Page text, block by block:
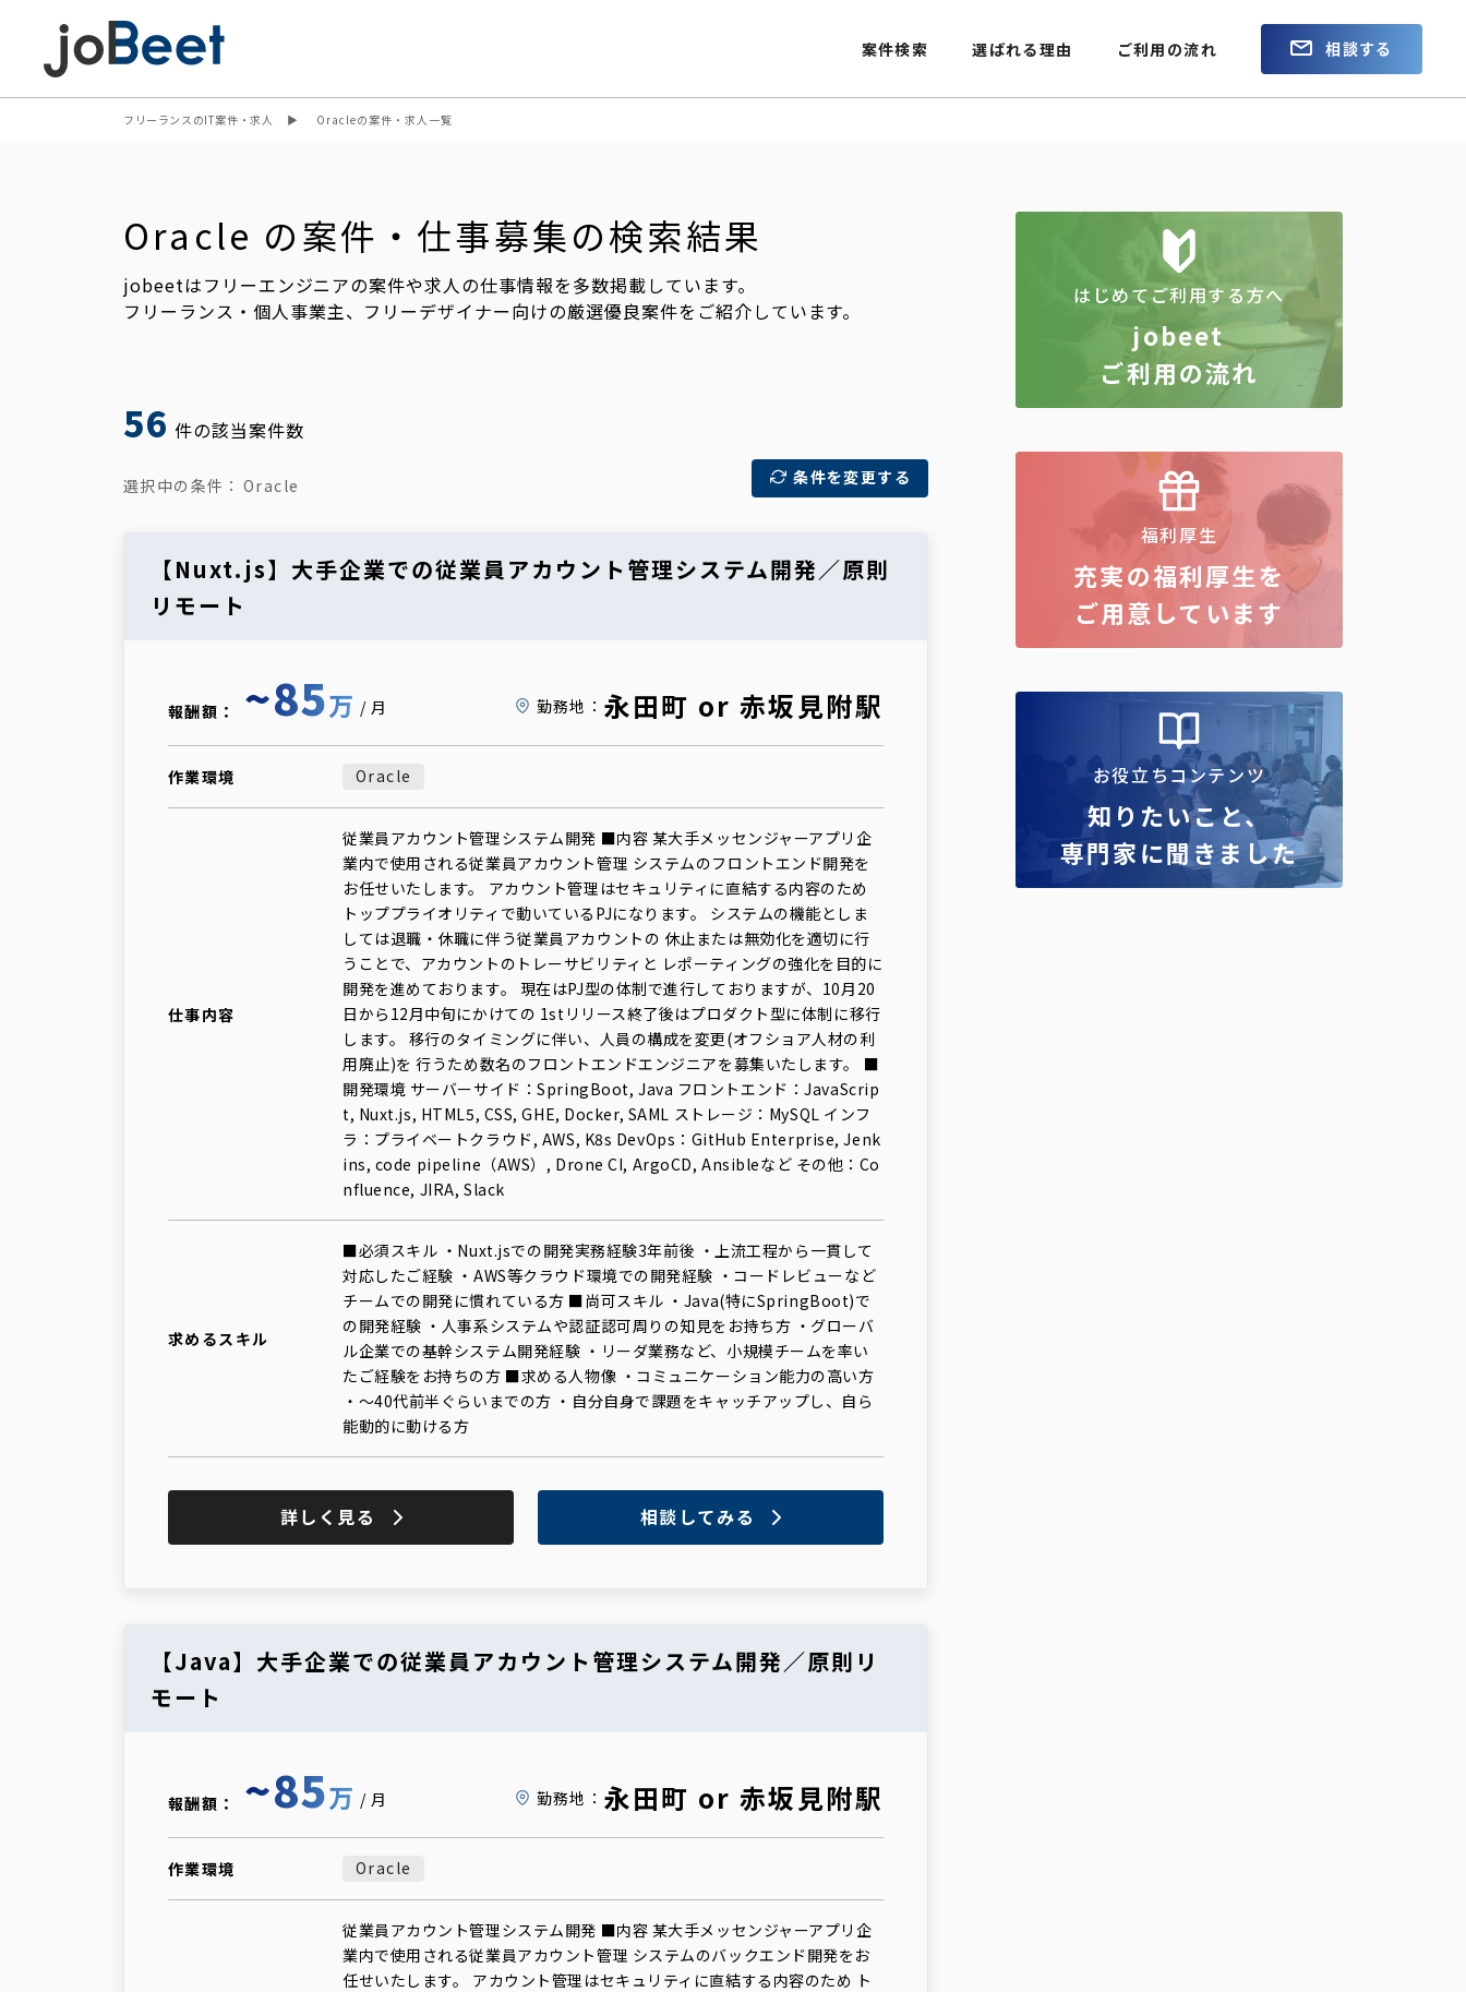
案件検索 選ばれる理由 ご利用の流れ 相談する
フリーランスのIT案件・求人 Oracleの案件・求人一覧
Oracle の案件・仕事募集の検索結果
jobeetはフリーエンジニアの案件や求人の仕事情報を多数掲載しています。
フリーランス・個人事業主、フリーデザイナー向けの厳選優良案件をご紹介しています。
56 件の該当案件数
選択中の条件： Oracle 条件を変更する
【Nuxt.js】大手企業での従業員アカウント管理システム開発／原則
リモート
報酬額： ~85万 /月 勤務地： 永田町 or 赤坂見附駅
作業環境 Oracle
仕事内容
従業員アカウント管理システム開発 ■内容 某大手メッセンジャーアプリ企
業内で使用される従業員アカウント管理 システムのフロントエンド開発を
お任せいたします。 アカウント管理はセキュリティに直結する内容のため
トッププライオリティで動いているPJになります。 システムの機能としま
しては退職・休職に伴う従業員アカウントの 休止または無効化を適切に行
うことで、アカウントのトレーサビリティと レポーティングの強化を目的に
開発を進めております。 現在はPJ型の体制で進行しておりますが、10月20
日から12月中旬にかけての 1stリリース終了後はプロダクト型に体制に移行
します。 移行のタイミングに伴い、人員の構成を変更(オフショア人材の利
用廃止)を 行うため数名のフロントエンドエンジニアを募集いたします。 ■
開発環境 サーバーサイド：SpringBoot, Java フロントエンド：JavaScrip
t, Nuxt.js, HTML5, CSS, GHE, Docker, SAML ストレージ：MySQL インフ
ラ：プライベートクラウド, AWS, K8s DevOps：GitHub Enterprise, Jenk
ins, code pipeline（AWS）, Drone CI, ArgoCD, Ansibleなど その他：Co
nfluence, JIRA, Slack
求めるスキル
■必須スキル ・Nuxt.jsでの開発実務経験3年前後 ・上流工程から一貫して
対応したご経験 ・AWS等クラウド環境での開発経験 ・コードレビューなど
チームでの開発に慣れている方 ■尚可スキル ・Java(特にSpringBoot)で
の開発経験 ・人事系システムや認証認可周りの知見をお持ち方 ・グローバ
ル企業での基幹システム開発経験 ・リーダ業務など、小規模チームを率い
たご経験をお持ちの方 ■求める人物像 ・コミュニケーション能力の高い方
・～40代前半ぐらいまでの方 ・自分自身で課題をキャッチアップし、自ら
能動的に動ける方
詳しく見る 相談してみる
【Java】大手企業での従業員アカウント管理システム開発／原則リ
モート
報酬額： ~85万 /月 勤務地： 永田町 or 赤坂見附駅
作業環境 Oracle
従業員アカウント管理システム開発 ■内容 某大手メッセンジャーアプリ企
業内で使用される従業員アカウント管理 システムのバックエンド開発をお
任せいたします。 アカウント管理はセキュリティに直結する内容のため ト
はじめてご利用する方へ
jobeet
ご利用の流れ
福利厚生
充実の福利厚生を
ご用意しています
お役立ちコンテンツ
知りたいこと、
専門家に聞きました